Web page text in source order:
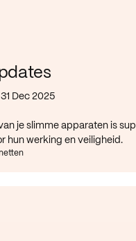
Dec 2025
je slimme apparaten is
hun werking en veiligheid.